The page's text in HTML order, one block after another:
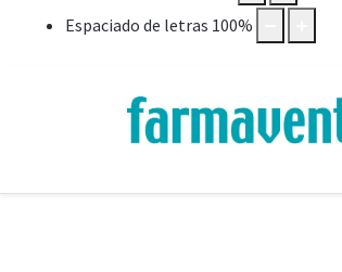
Espaciado de letras 100%